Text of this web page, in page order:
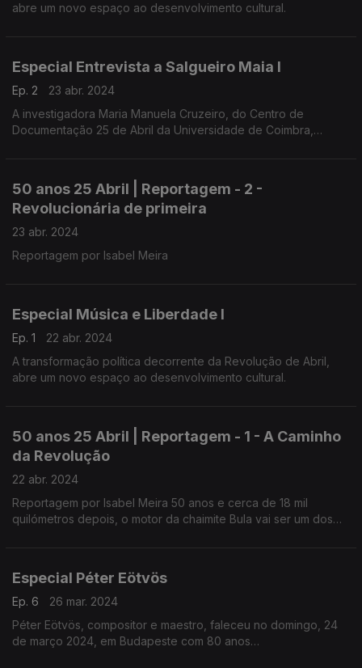
abre um novo espaço ao desenvolvimento cultural.
Especial Entrevista a Salgueiro Maia I
Ep. 2
23 abr. 2024
A investigadora Maria Manuela Cruzeiro, do Centro de
Documentação 25 de Abril da Universidade de Coimbra,
50 anos 25 Abril | Reportagem - 2 -
Revolucionária de primeira
23 abr. 2024
Reportagem por Isabel Meira
Especial Música e Liberdade I
Ep. 1
22 abr. 2024
A transformação política decorrente da Revolução de Abril,
abre um novo espaço ao desenvolvimento cultural.
50 anos 25 Abril | Reportagem - 1 - A Caminho
da Revolução
22 abr. 2024
Reportagem por Isabel Meira 50 anos e cerca de 18 mil
quilómetros depois, o motor da chaimite Bula vai ser um dos
Especial Péter Eötvös
Ep. 6
26 mar. 2024
Péter Eötvös, compositor e maestro, faleceu no domingo, 24
de março 2024, em Budapeste com 80 anos